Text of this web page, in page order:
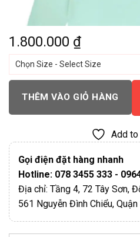
1.800.000 ₫
THÊM VÀO GIỎ HÀNG
Add
Gọi điện đặt hàng nhanh
Hotline: 078 3455 333 -
Địa chỉ: Tầng 4, 72 Tây Sơn,
561 Nguyễn Đình Chiểu,